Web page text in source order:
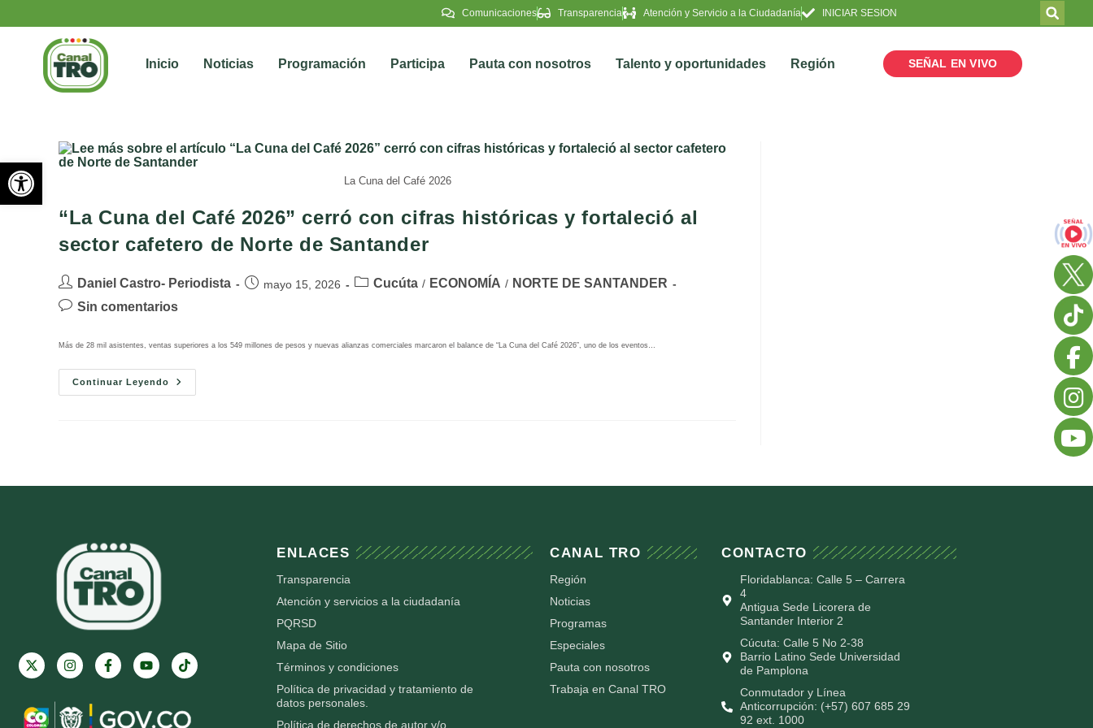
Abrir barra de herramientas
Comunicaciones Transparencia Atención y Servicio a la Ciudadanía INICIAR SESION
Inicio Noticias Programación Participa Pauta con nosotros Talento y oportunidades Región SEÑAL EN VIVO
La Cuna del Café 2026
“La Cuna del Café 2026” cerró con cifras históricas y fortaleció al
sector cafetero de Norte de Santander
Daniel Castro- Periodista mayo 15, 2026 Cucúta / ECONOMÍA / NORTE DE SANTANDER
Sin comentarios
Más de 28 mil asistentes, ventas superiores a los 549 millones de pesos y nuevas alianzas comerciales marcaron el balance de “La Cuna del Café 2026”, uno de los eventos…
Continuar Leyendo
ENLACES
Transparencia
Atención y servicios a la ciudadanía
PQRSD
Mapa de Sitio
Términos y condiciones
Política de privacidad y tratamiento de
datos personales.
Política de derechos de autor y/o
CANAL TRO
Región
Noticias
Programas
Especiales
Pauta con nosotros
Trabaja en Canal TRO
CONTACTO
Floridablanca: Calle 5 – Carrera
4
Antigua Sede Licorera de
Santander Interior 2
Cúcuta: Calle 5 No 2-38
Barrio Latino Sede Universidad
de Pamplona
Conmutador y Línea
Anticorrupción: (+57) 607 685 29
92 ext. 1000